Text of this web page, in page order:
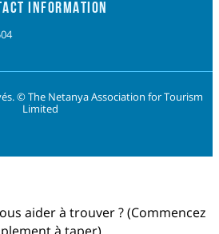
INFORMATION
© The Netanya Association for Tourism
Limited
aider à trouver ? (Commencez